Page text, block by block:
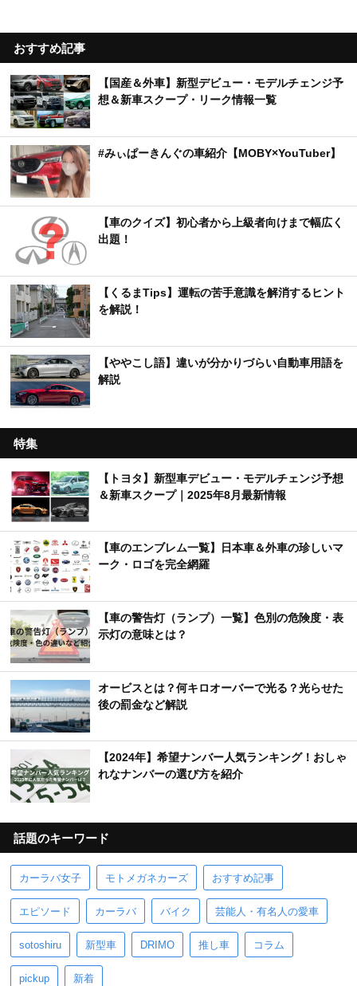
おすすめ記事
【国産＆外車】新型デビュー・モデルチェンジ予
想＆新車スクープ・リーク情報一覧
#みぃぱーきんぐの車紹介【MOBY×YouTuber】
【車のクイズ】初心者から上級者向けまで幅広く
出題！
【くるまTips】運転の苦手意識を解消するヒント
を解説！
【ややこし語】違いが分かりづらい自動車用語を
解説
特集
【トヨタ】新型車デビュー・モデルチェンジ予想
＆新車スクープ｜2025年8月最新情報
【車のエンブレム一覧】日本車＆外車の珍しいマ
ーク・ロゴを完全網羅
【車の警告灯（ランプ）一覧】色別の危険度・表
示灯の意味とは？
オービスとは？何キロオーバーで光る？光らせた
後の罰金など解説
【2024年】希望ナンバー人気ランキング！おしゃ
れなナンバーの選び方を紹介
話題のキーワード
カーラバ女子 モトメガネカーズ おすすめ記事
エピソード カーラバ バイク 芸能人・有名人の愛車
sotoshiru 新型車 DRIMO 推し車 コラム
pickup 新着